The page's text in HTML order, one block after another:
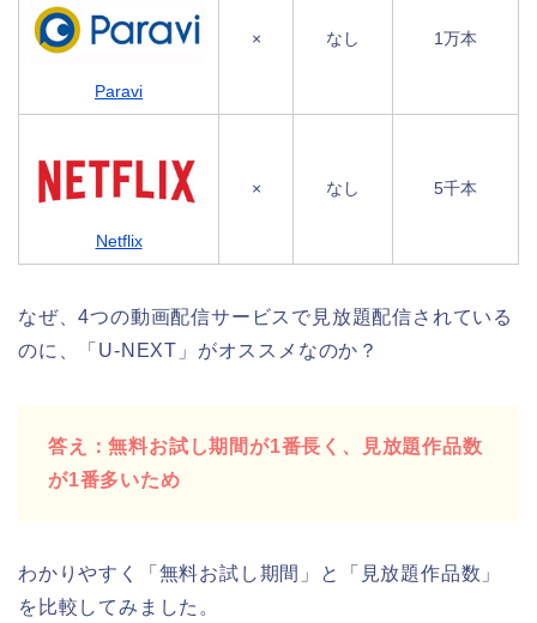
Paravi
× なし 1万本
Netflix
× なし 5千本
なぜ、4つの動画配信サービスで見放題配信されている
のに、「U-NEXT」がオススメなのか？
答え：無料お試し期間が1番長く、見放題作品数
が1番多いため
わかりやすく「無料お試し期間」と「見放題作品数」
を比較してみました。